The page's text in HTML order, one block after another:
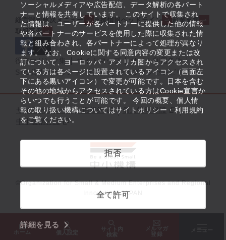
ソーシャルメディアや広告配信、データ解析の各パート
ナーと情報を共有しています。 このサイトで収集され
た情報は、ユーザーが各パートナーに提供した他の情報
や各パートナーのサービスを使用した際に収集された情
報と組み合わされ、各パートナーによって処理が異なり
ます。 なお、Cookieに関する同意内容の変更または改
訂について、ヨーロッパ・アメリカ圏からアクセスされ
ている方は各ページに設置されているアイコン（画面左
下にある黒いアイコン）で変更が可能です。日本を含む
その他の地域からアクセスされている方はCookie宣言か
らいつでも行うことが可能です。 今回の概要、個人情
報の取り扱い機構についてはサイトポリシー・利用規約
をご覧ください。
拒否
全て許可
詳細を見る
ホーム 個人設定
サイト内
検索
メルマガ
登録
経営課題解決メニュー 支援情報ヘッドライン
起業支援
取組事例
役立つリンク集 サイトマップ
サイト利用条件
SNS公式アカウント一覧
ウェブアクセシビリティ
サイトポリシー・利用規約
個人情報保護
中小機構とは
©Organization for Small & Medium Enterprises and Regional
Innovation, JAPAN